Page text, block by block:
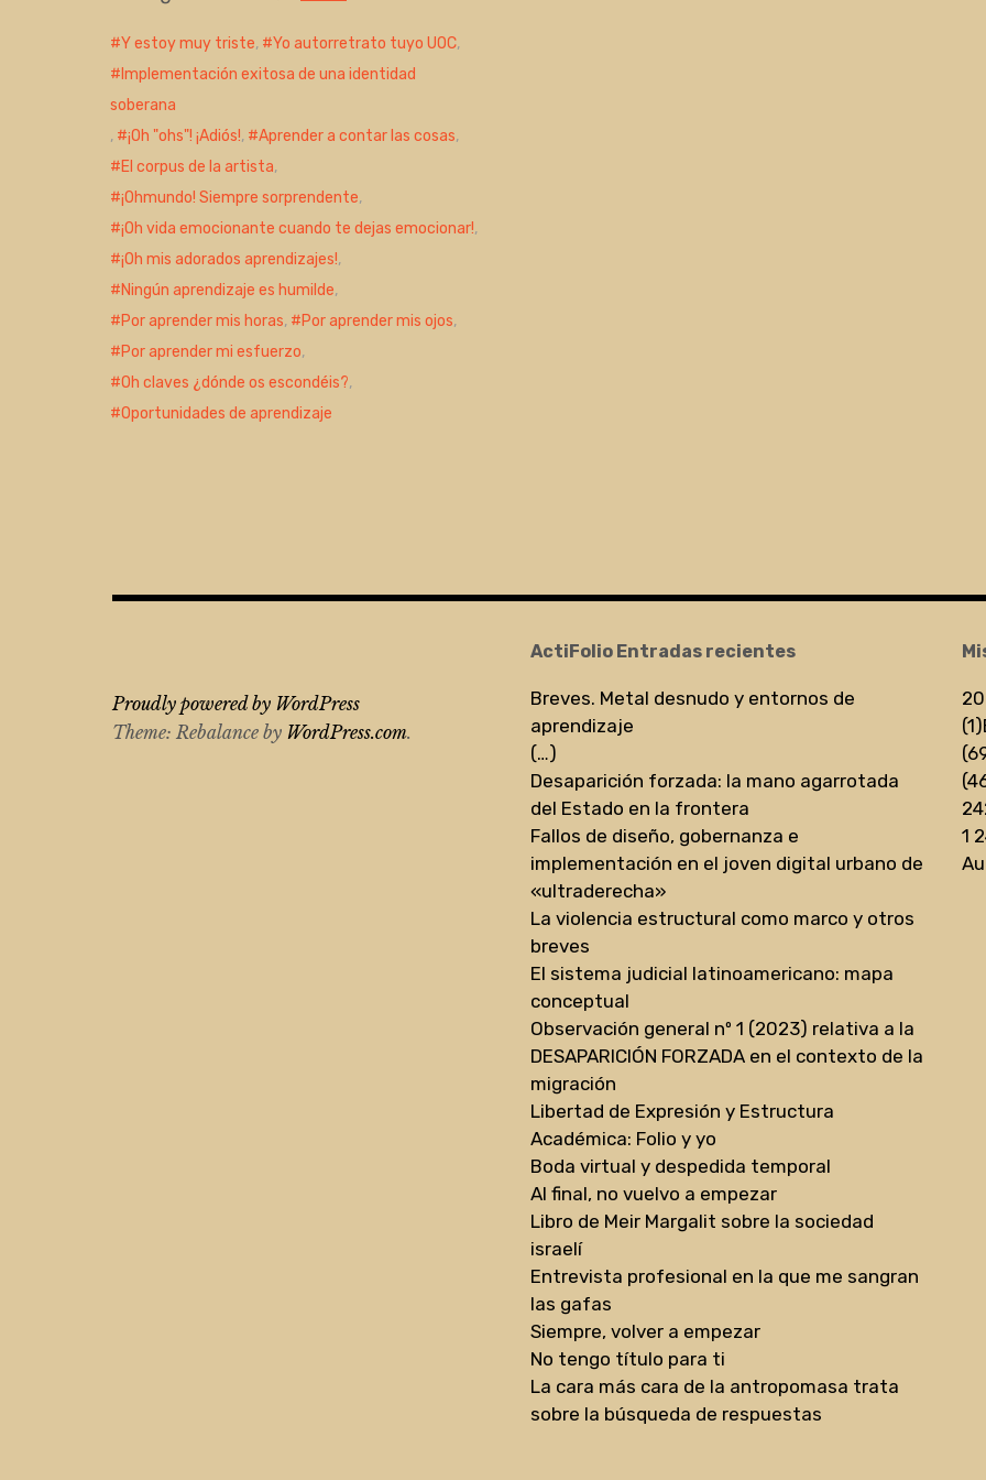
Y estoy muy triste, Yo autorretrato tuyo UOC,
Implementación exitosa de una identidad
soberana
,
¡Oh "ohs"! ¡Adiós!, Aprender a contar las cosas,
El corpus de la artista,
¡Ohmundo! Siempre sorprendente,
¡Oh vida emocionante cuando te dejas emocionar!,
¡Oh mis adorados aprendizajes!,
Ningún aprendizaje es humilde,
Por aprender mis horas, Por aprender mis ojos,
Por aprender mi esfuerzo,
Oh claves ¿dónde os escondéis?,
Oportunidades de aprendizaje
ActiFolio Entradas recientes
Breves. Metal desnudo y entornos de
aprendizaje
(…)
Desaparición forzada: la mano agarrotada
del Estado en la frontera
Fallos de diseño, gobernanza e
implementación en el joven digital urbano de
«ultraderecha»
La violencia estructural como marco y otros
breves
El sistema judicial latinoamericano: mapa
conceptual
Observación general nº 1 (2023) relativa a la
DESAPARICIÓN FORZADA en el contexto de la
migración
Libertad de Expresión y Estructura
Académica: Folio y yo
Boda virtual y despedida temporal
Al final, no vuelvo a empezar
Libro de Meir Margalit sobre la sociedad
israelí
Entrevista profesional en la que me sangran
las gafas
Siempre, volver a empezar
No tengo título para ti
La cara más cara de la antropomasa trata
sobre la búsqueda de respuestas
(1)
1
Proudly powered by WordPress
Theme: Rebalance by WordPress.com.